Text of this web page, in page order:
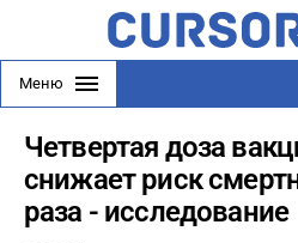
Меню
Четвертая доза
снижает риск
раза - исследование